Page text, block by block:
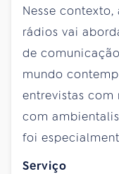
Nesse
rádios vai
de
mundo
entrevistas com
com
foi
Serviço